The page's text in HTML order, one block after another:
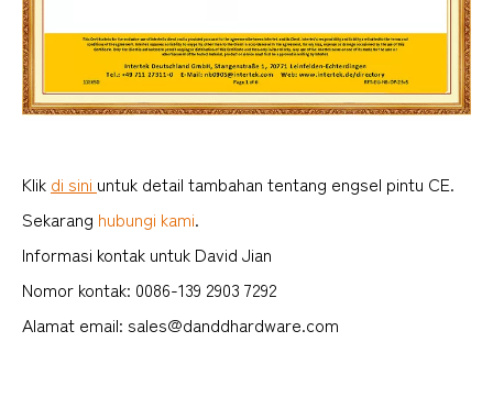
Klik di sini untuk detail tambahan tentang engsel pintu CE.
Sekarang hubungi kami.
Informasi kontak untuk David Jian
Nomor kontak: 0086-139 2903 7292
Alamat email: sales@danddhardware.com